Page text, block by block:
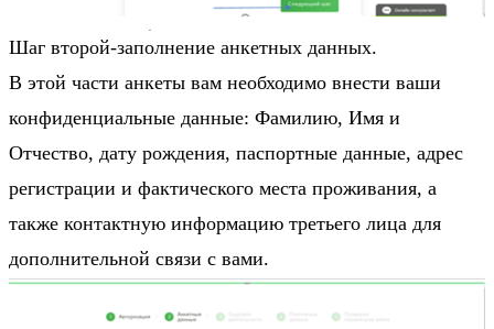
Шаг второй-заполнение анкетных данных.
В этой части анкеты вам необходимо внести ваши
конфиденциальные данные: Фамилию, Имя и
Отчество, дату рождения, паспортные данные, адрес
регистрации и фактического места проживания, а
также контактную информацию третьего лица для
дополнительной связи с вами.